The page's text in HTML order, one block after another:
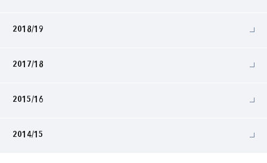
2018/19
2017/18
2015/16
2014/15